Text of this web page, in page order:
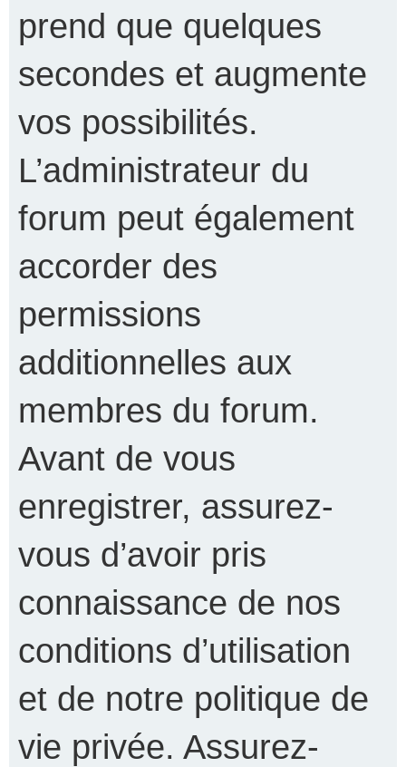
prend que quelques
secondes et augmente
vos possibilités.
L’administrateur du
forum peut également
accorder des
permissions
additionnelles aux
membres du forum.
Avant de vous
enregistrer, assurez-
vous d’avoir pris
connaissance de nos
conditions d’utilisation
et de notre politique de
vie privée. Assurez-